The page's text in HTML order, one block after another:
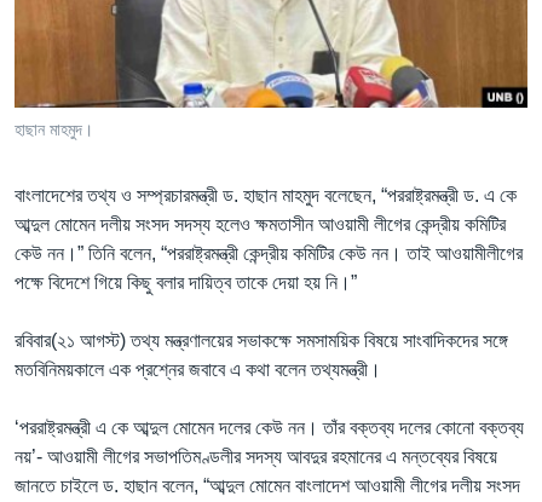
Learning English
FOLLOW US
অন্য ভাষায় ওয়েব সাইট
হাছান মাহমুদ।
বাংলাদেশের তথ্য ও সম্প্রচারমন্ত্রী ড. হাছান মাহমুদ বলেছেন, “পররাষ্ট্রমন্ত্রী ড. এ কে
আব্দুল মোমেন দলীয় সংসদ সদস্য হলেও ক্ষমতাসীন আওয়ামী লীগের কেন্দ্রীয় কমিটির
কেউ নন।” তিনি বলেন, “পররাষ্ট্রমন্ত্রী কেন্দ্রীয় কমিটির কেউ নন। তাই আওয়ামীলীগের
পক্ষে বিদেশে গিয়ে কিছু বলার দায়িত্ব তাকে দেয়া হয় নি।”
রবিবার(২১ আগস্ট) তথ্য মন্ত্রণালয়ের সভাকক্ষে সমসাময়িক বিষয়ে সাংবাদিকদের সঙ্গে
মতবিনিময়কালে এক প্রশ্নের জবাবে এ কথা বলেন তথ্যমন্ত্রী।
‘পররাষ্ট্রমন্ত্রী এ কে আব্দুল মোমেন দলের কেউ নন। তাঁর বক্তব্য দলের কোনো বক্তব্য
নয়’- আওয়ামী লীগের সভাপতিমণ্ডলীর সদস্য আবদুর রহমানের এ মন্তব্যের বিষয়ে
জানতে চাইলে ড. হাছান বলেন, “আব্দুল মোমেন বাংলাদেশ আওয়ামী লীগের দলীয় সংসদ